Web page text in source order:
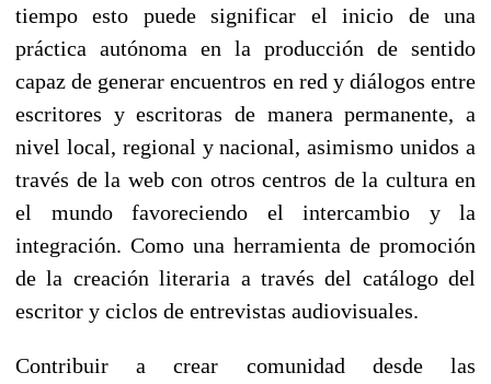
tiempo esto puede significar el inicio de una
práctica autónoma en la producción de sentido
capaz de generar encuentros en red y diálogos entre
escritores y escritoras de manera permanente, a
nivel local, regional y nacional, asimismo unidos a
través de la web con otros centros de la cultura en
el mundo favoreciendo el intercambio y la
integración. Como una herramienta de promoción
de la creación literaria a través del catálogo del
escritor y ciclos de entrevistas audiovisuales.
Contribuir a crear comunidad desde las